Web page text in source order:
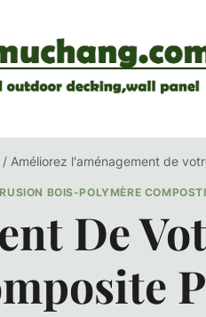
/ Améliorez l'aménagement de
BOIS-POLYMÈRE
De